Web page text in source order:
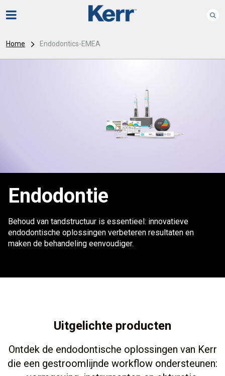
Home Endodontics-EMEA
Endodontie
Behoud van tandstructuur is essentieel: innovatieve
endodontische oplossingen verbeteren resultaten en
maken de behandeling eenvoudiger.
Uitgelichte producten
Ontdek de endodontische oplossingen van Kerr
die een gestroomlijnde workflow ondersteunen: